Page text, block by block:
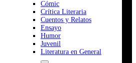
Cómic
Crítica Literaria
Cuentos y Relatos
Ensayo
Humor
Juvenil
Literatura en General